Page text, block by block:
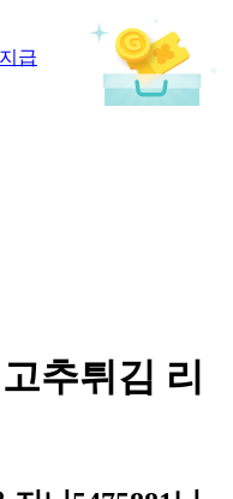
급
추튀김 리